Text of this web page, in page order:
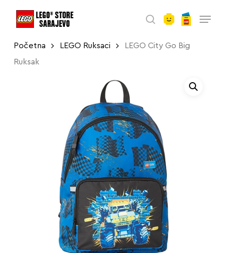
search
Početna LEGO Ruksaci LEGO City Go Big
Ruksak